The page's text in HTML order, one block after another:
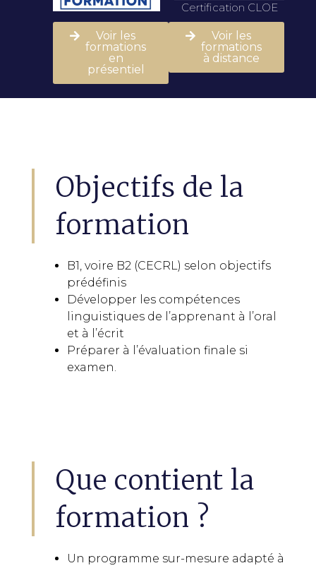
Certification CLOE
Voir les
formations
en
présentiel
Voir les
formations
à distance
Objectifs de la
formation
B1, voire B2 (CECRL) selon objectifs
prédéfinis
Développer les compétences
linguistiques de l’apprenant à l’oral
et à l’écrit
Préparer à l’évaluation finale si
examen.
Que contient la
formation ?
Un programme sur-mesure adapté à